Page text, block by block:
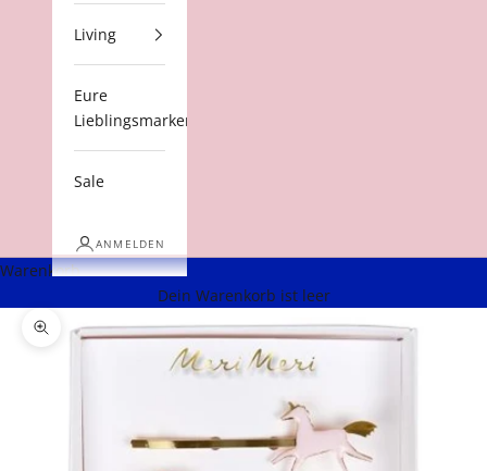
Living
Eure
Lieblingsmarken
Sale
ANMELDEN
Warenkorb
Dein Warenkorb ist leer
Bild vergrößern